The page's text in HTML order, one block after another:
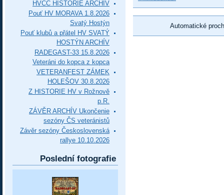
Automatické
HVCC HISTORIE ARCHÍV
Pouť HV MORAVA 1.8.2026
Svatý Hostýn
Pouť klubů a přátel HV SVATÝ
HOSTÝN ARCHÍV
RADEGAST-33 15.8.2026
Veteráni do kopca z kopca
VETERANFEST ZÁMEK
HOLEŠOV 30.8.2026
Z HISTORIE HV v Rožnově
p.R.
ZÁVĚR ARCHÍV Ukončenie
sezóny ČS veteránistů
Závěr sezóny Československá
rallye 10.10.2026
Poslední fotografie